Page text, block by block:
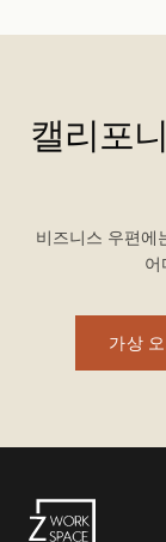
캘리포
비즈니스 우편에
어
가상